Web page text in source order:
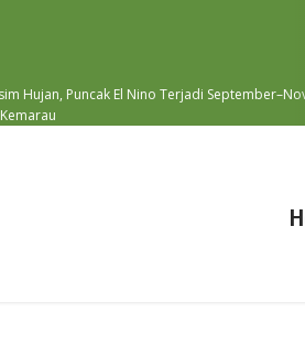
Hujan, Puncak El Nino Terjadi